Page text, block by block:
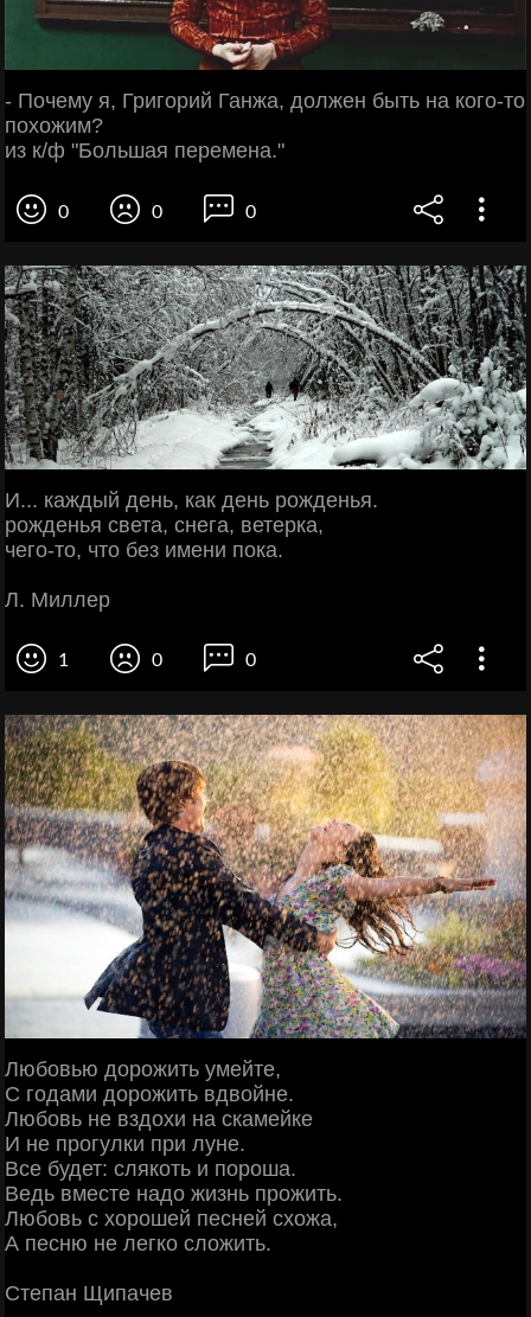
- Почему я, Григорий Ганжа, должен быть на кого-то
похожим?
из к/ф "Большая перемена."
0 0 0
И... каждый день, как день рожденья.
рожденья света, снега, ветерка,
чего-то, что без имени пока.
Л. Миллер
1 0 0
Любовью дорожить умейте,
С годами дорожить вдвойне.
Любовь не вздохи на скамейке
И не прогулки при луне.
Все будет: слякоть и пороша.
Ведь вместе надо жизнь прожить.
Любовь с хорошей песней схожа,
А песню не легко сложить.
Степан Щипачев